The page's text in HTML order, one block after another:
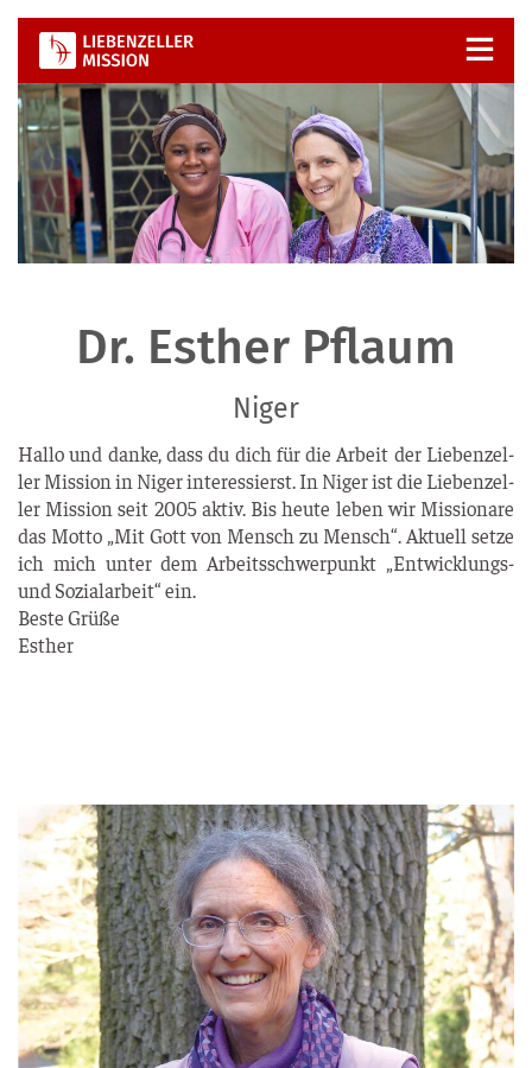
Zum
Inhalt
springen
Dr. Esther Pflaum
Niger
Hal­lo und dan­ke, dass du dich für die Arbeit der Lie­ben­zel­
ler Mis­si­on in Niger inter­es­sierst. In Niger ist die Lie­ben­zel­
ler Mis­si­on seit 2005 aktiv. Bis heu­te leben wir Mis­sio­na­re
das Mot­to „Mit Gott von Mensch zu Mensch“. Aktu­ell set­ze
ich mich unter dem Arbeits­schwer­punkt „Ent­wick­lungs-
und Sozi­al­ar­beit“ ein.
Bes­te Grü­ße
Esther